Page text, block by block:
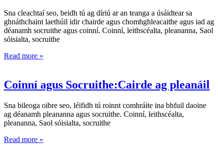
Sna cleachtaí seo, beidh tú ag díriú ar an teanga a úsáidtear sa
ghnáthchaint laethúil idir chairde agus chomhghleacaithe agus iad ag
déanamh socruithe agus coinní. Coinní, leithscéalta, pleananna, Saol
sóisialta, socruithe
Read more »
Coinní agus Socruithe:Cairde ag pleanáil
Sna bileoga oibre seo, léifidh tú roinnt comhráite ina bhfuil daoine
ag déanamh pleananna agus socruithe. Coinní, leithscéalta,
pleananna, Saol sóisialta, socruithe
Read more »